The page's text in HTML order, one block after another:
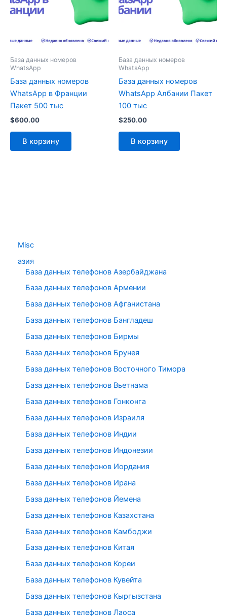
Misc
азия
База данных телефонов Азербайджана
База данных телефонов Армении
База данных телефонов Афганистана
База данных телефонов Бангладеш
База данных телефонов Бирмы
База данных телефонов Брунея
База данных телефонов Восточного Тимора
База данных телефонов Вьетнама
База данных телефонов Гонконга
База данных телефонов Израиля
База данных телефонов Индии
База данных телефонов Индонезии
База данных телефонов Иордания
База данных телефонов Ирана
База данных телефонов Йемена
База данных телефонов Казахстана
База данных телефонов Камбоджи
База данных телефонов Китая
База данных телефонов Кореи
База данных телефонов Кувейта
База данных телефонов Кыргызстана
База данных телефонов Лаоса
База данных номеров
WhatsApp
База данных номеров
WhatsApp в Франции
Пакет 500 тыс
$600.00
В корзину
База данных номеров
WhatsApp
База данных номеров
WhatsApp Албании Пакет
100 тыс
$250.00
В корзину